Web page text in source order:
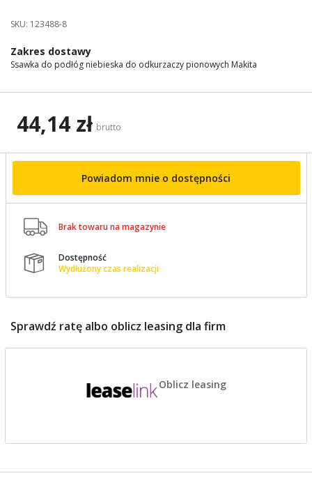
images
SKU: 123488-8
Zakres dostawy
Ssawka do podłóg niebieska do odkurzaczy pionowych Makita
44,14 zł brutto
Powiadom mnie o dostępności
 Brak towaru na magazynie

Dostępność
Wydłużony czas realizacji
Sprawdź ratę albo oblicz leasing dla firm
Oblicz leasing